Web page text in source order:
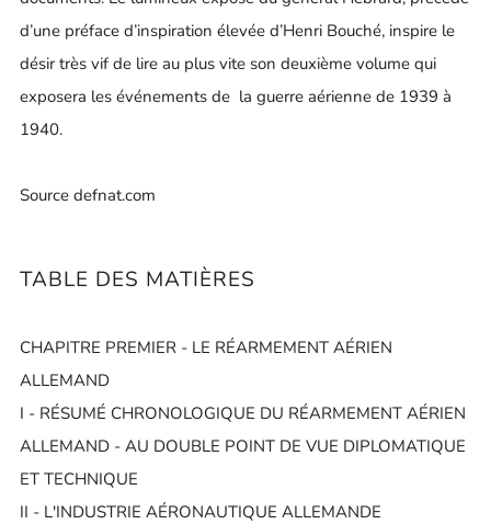
d’une préface d’inspiration élevée d’Henri Bouché, inspire le
désir très vif de lire au plus vite son deuxième volume qui
exposera les événements de la guerre aérienne de 1939 à
1940.
Source defnat.com
TABLE DES MATIÈRES
CHAPITRE PREMIER - LE RÉARMEMENT AÉRIEN
ALLEMAND
I - RÉSUMÉ CHRONOLOGIQUE DU RÉARMEMENT AÉRIEN
ALLEMAND - AU DOUBLE POINT DE VUE DIPLOMATIQUE
ET TECHNIQUE
II - L'INDUSTRIE AÉRONAUTIQUE ALLEMANDE